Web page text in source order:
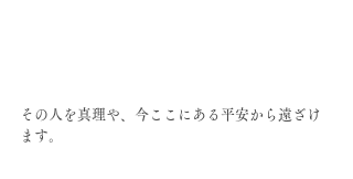
その人を真理や、今ここにある平安から遠ざけ
ます。